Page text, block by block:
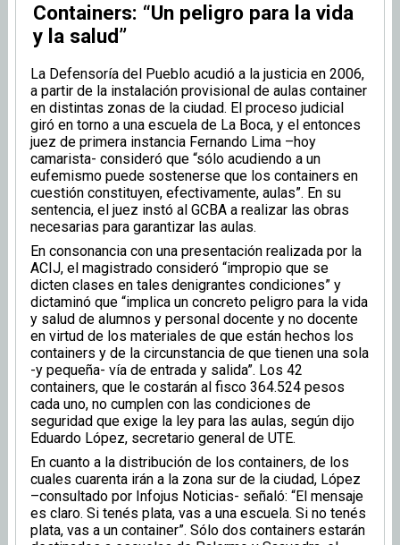
Containers: “Un peligro para la vida
y la salud”
La Defensoría del Pueblo acudió a la justicia en 2006,
a partir de la instalación provisional de aulas container
en distintas zonas de la ciudad. El proceso judicial
giró en torno a una escuela de La Boca, y el entonces
juez de primera instancia Fernando Lima –hoy
camarista- consideró que “sólo acudiendo a un
eufemismo puede sostenerse que los containers en
cuestión constituyen, efectivamente, aulas”. En su
sentencia, el juez instó al GCBA a realizar las obras
necesarias para garantizar las aulas.
En consonancia con una presentación realizada por la
ACIJ, el magistrado consideró “impropio que se
dicten clases en tales denigrantes condiciones” y
dictaminó que “implica un concreto peligro para la vida
y salud de alumnos y personal docente y no docente
en virtud de los materiales de que están hechos los
containers y de la circunstancia de que tienen una sola
-y pequeña- vía de entrada y salida”. Los 42
containers, que le costarán al fisco 364.524 pesos
cada uno, no cumplen con las condiciones de
seguridad que exige la ley para las aulas, según dijo
Eduardo López, secretario general de UTE.
En cuanto a la distribución de los containers, de los
cuales cuarenta irán a la zona sur de la ciudad, López
–consultado por Infojus Noticias- señaló: “El mensaje
es claro. Si tenés plata, vas a una escuela. Si no tenés
plata, vas a un container”. Sólo dos containers estarán